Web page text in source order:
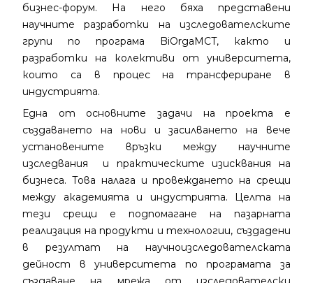
бизнес-форум. На него бяха представени
научните разработки на изследователските
групи по програма BiOrgaMCT, както и
разработки на колективи от университета,
които са в процес на трансфериране в
индустрията.
Една от основните задачи на проекта е
създаването на нови и засилването на вече
установените връзки между научните
изследвания и практическите изисквания на
бизнеса. Това налага и провеждането на срещи
между академията и индустрията. Целта на
тези срещи е подпомагане на пазарната
реализация на продукти и технологии, създадени
в резултат на научноизследователската
дейност в университета по програмата за